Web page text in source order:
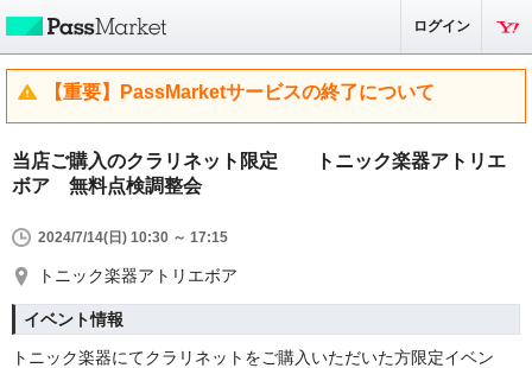
ログイン
【重要】PassMarketサービスの終了について
当店ご購入のクラリネット限定 トニック楽器アトリエ
ボア 無料点検調整会
2024/7/14(日) 10:30 ～ 17:15
トニック楽器アトリエボア
イベント情報
トニック楽器にてクラリネットをご購入いただいた方限定イベン